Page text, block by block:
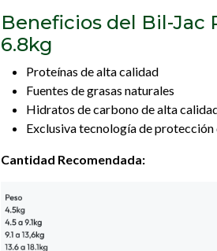
Beneficios del Bil-Jac
6.8kg
Proteínas de alta calidad
Fuentes de grasas naturales
Hidratos de carbono de alta
Exclusiva tecnología de protección
Cantidad Recomendada: